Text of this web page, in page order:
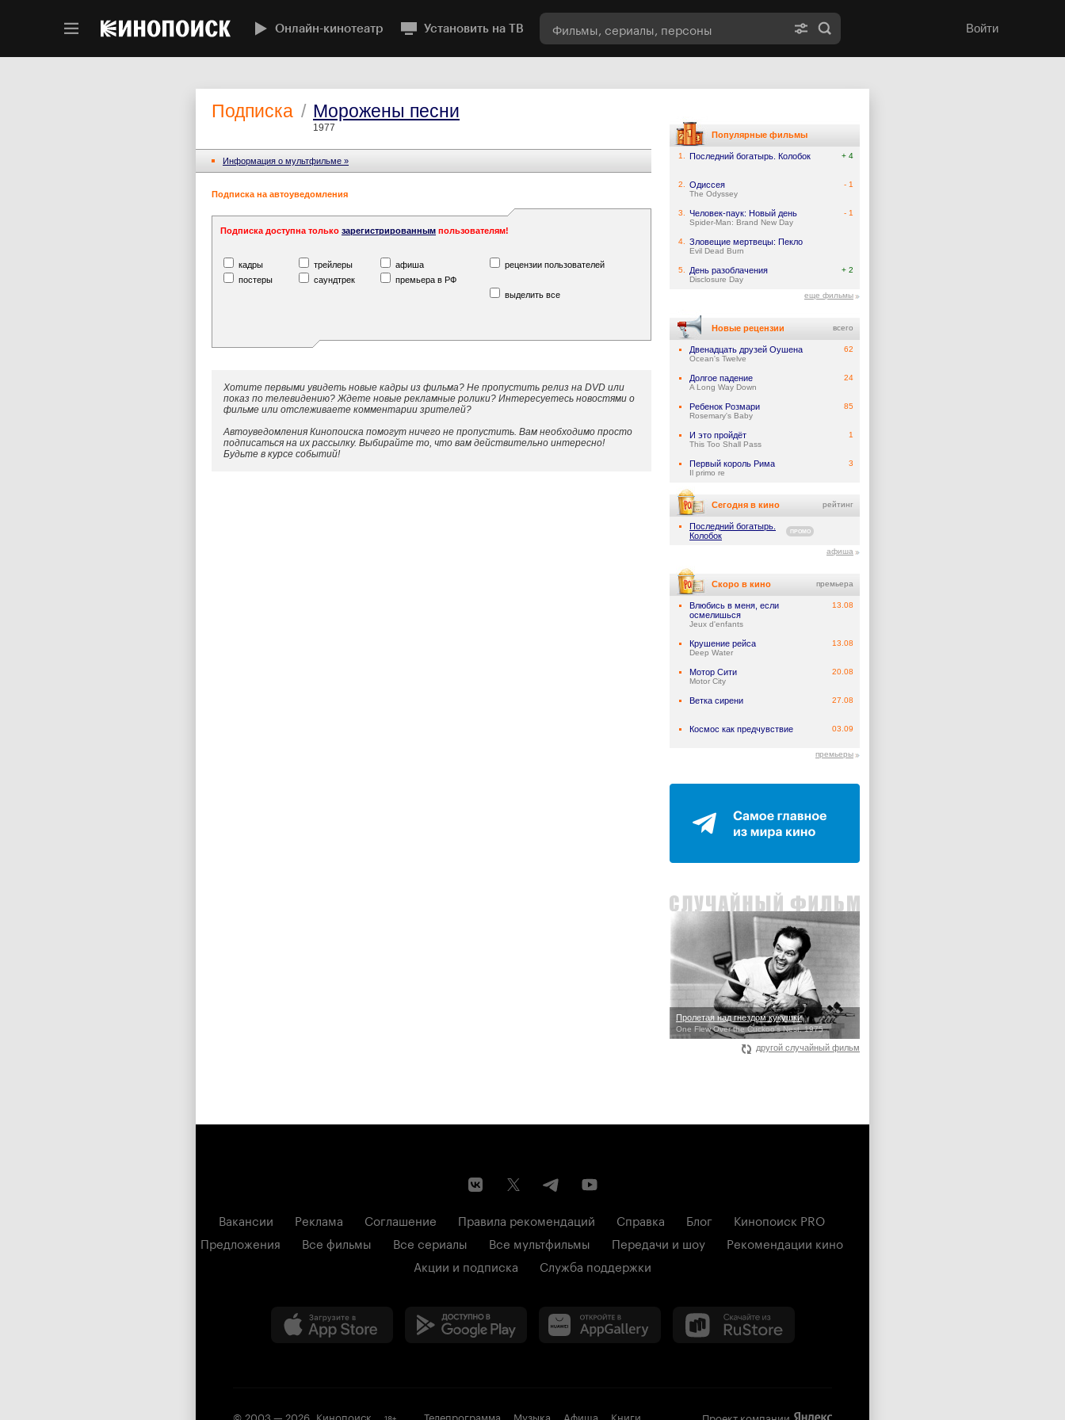
Онлайн-кинотеатр Установить на ТВ Войти
Подписка / Морожены песни
1977
Информация o мультфильме »
Подписка на автоуведомления
Подписка доступна только зарегистрированным пользователям!
кадры трейлеры афиша
рецензии пользователей
постеры
саундтрек
премьера в РФ
выделить все
Хотите первыми увидеть новые кадры из фильма? Не пропустить релиз на DVD или
показ по телевидению? Ждете новые рекламные ролики? Интересуетесь новостями о
фильме или отслеживаете комментарии зрителей?
Автоуведомления Кинопоиска помогут ничего не пропустить. Вам необходимо просто
подписаться на их рассылку. Выбирайте то, что вам действительно интересно!
Будьте в курсе событий!
Популярные фильмы
1. Последний богатырь. Колобок + 4
2. Одиссея
The Odyssey
- 1
3. Человек-паук: Новый день
Spider-Man: Brand New Day
- 1
4. Зловещие мертвецы: Пекло
Evil Dead Burn
5. День разоблачения
Disclosure Day
+ 2
еще фильмы
Новые рецензии всего
Двенадцать друзей Оушена
Ocean's Twelve
62
Долгое падение
A Long Way Down
24
Ребенок Розмари
Rosemary's Baby
85
И это пройдёт
This Too Shall Pass
1
Первый король Рима
Il primo re
3
Сегодня в кино рейтинг
Последний богатырь.
Колобок
ПРОМО
афиша
Скоро в кино премьера
Влюбись в меня, если
осмелишься
Jeux d'enfants
13.08
Крушение рейса
Deep Water
13.08
Мотор Сити
Motor City
20.08
Ветка сирени 27.08
Космос как предчувствие 03.09
премьеры
Пролетая над гнездом кукушки
One Flew Over the Cuckoo's Nest, 1975
другой случайный фильм
Вакансии Реклама Соглашение Правила рекомендаций Справка Блог
Кинопоиск PRO
Предложения
Все фильмы Все сериалы Все мультфильмы Передачи и шоу
Рекомендации кино
Акции и подписка
Служба поддержки
© 2003 — 2026, Кинопоиск Телепрограмма Музыка Афиша Книги Проект компании